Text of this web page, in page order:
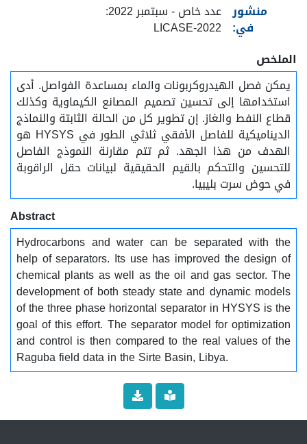
منشور
في:
عدد خاص - سبتمبر 2022:
LICASE-2022
الملخص
يمكن فصل الهيدروكربونات والماء بمساعدة الفواصل. أدى
استخدامها إلى تحسين تصميم المصانع الكيماوية وكذلك
قطاع النفط والغاز. إن تطوير كل من الحالة الثابتة والنماذج
الديناميكية للفاصل الأفقي ثلاثي الطور في HYSYS هو
الهدف من هذا الجهد. ثم تتم مقارنة النموذج الفاصل
للتحسين والتحكم بالقيم الحقيقية لبيانات حقل الراقوبة
في حوض سرت بليبيا.
Abstract
Hydrocarbons and water can be separated with the
help of separators. Its use has improved the design of
chemical plants as well as the oil and gas sector. The
development of both steady state and dynamic models
of the three phase horizontal separator in HYSYS is the
goal of this effort. The separator model for optimization
and control is then compared to the real values of the
Raguba field data in the Sirte Basin, Libya.